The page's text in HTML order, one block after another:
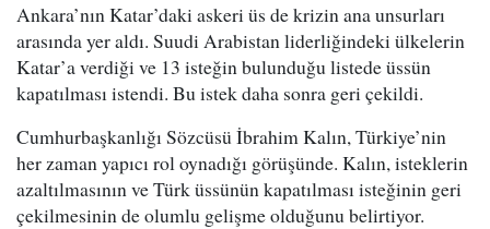
Ankara’nın Katar’daki askeri üs de krizin ana unsurları
arasında yer aldı. Suudi Arabistan liderliğindeki ülkelerin
Katar’a verdiği ve 13 isteğin bulunduğu listede üssün
kapatılması istendi. Bu istek daha sonra geri çekildi.
Cumhurbaşkanlığı Sözcüsü İbrahim Kalın, Türkiye’nin
her zaman yapıcı rol oynadığı görüşünde. Kalın, isteklerin
azaltılmasının ve Türk üssünün kapatılması isteğinin geri
çekilmesinin de olumlu gelişme olduğunu belirtiyor.